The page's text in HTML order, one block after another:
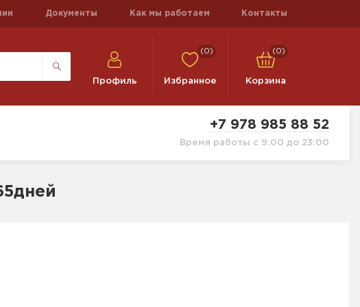
Документы Как мы работаем Контакты
Профиль
(0)
Избранное
(0)
Корзина
+7 978 985 88 52
Время работы с 9:00 до 23:00